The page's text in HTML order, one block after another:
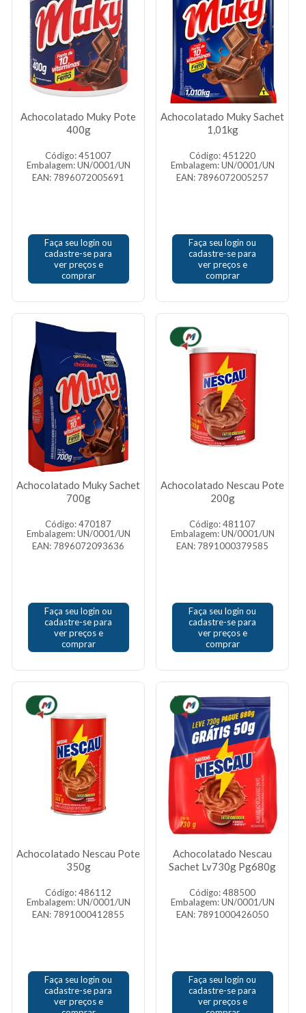
Achocolatado Muky Pote
400g
Código: 451007
Embalagem: UN/0001/UN
EAN: 7896072005691
Faça seu login ou
cadastre-se para
ver preços e
comprar
Achocolatado Muky Sachet
1,01kg
Código: 451220
Embalagem: UN/0001/UN
EAN: 7896072005257
Faça seu login ou
cadastre-se para
ver preços e
comprar
Achocolatado Muky Sachet
700g
Código: 470187
Embalagem: UN/0001/UN
EAN: 7896072093636
Faça seu login ou
cadastre-se para
ver preços e
comprar
Achocolatado Nescau Pote
200g
Código: 481107
Embalagem: UN/0001/UN
EAN: 7891000379585
Faça seu login ou
cadastre-se para
ver preços e
comprar
Achocolatado Nescau Pote
350g
Código: 486112
Embalagem: UN/0001/UN
EAN: 7891000412855
Faça seu login ou
cadastre-se para
ver preços e
Achocolatado Nescau
Sachet Lv730g Pg680g
Código: 488500
Embalagem: UN/0001/UN
EAN: 7891000426050
Faça seu login ou
cadastre-se para
ver preços e